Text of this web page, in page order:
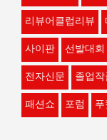
리뷰어클럽리뷰
사이판
선발대회
전자신문
졸업
패션쇼
포럼